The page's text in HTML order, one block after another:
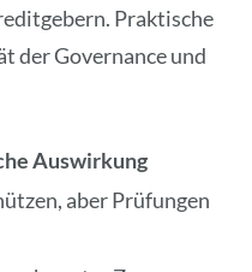
Praktische
der Governance und
Auswirkung
aber Prüfungen